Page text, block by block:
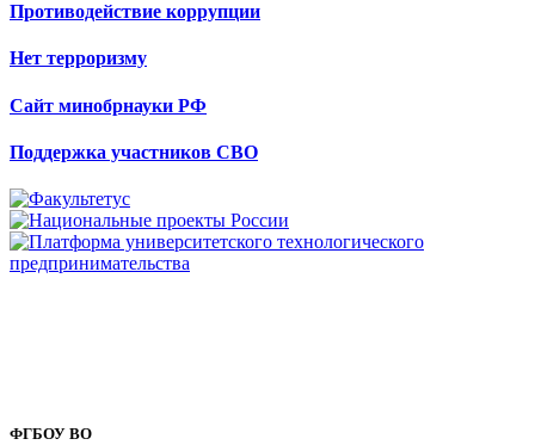
Противодействие коррупции
Нет терроризму
Сайт минобрнауки РФ
Поддержка участников СВО
ФГБОУ ВО